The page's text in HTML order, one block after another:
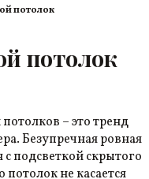
потолок
потолок
– это тренд
Безупречная ровная
с подсветкой скрытого
не касается